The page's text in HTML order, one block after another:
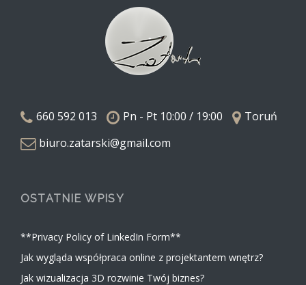
660 592 013 Pn - Pt 10:00 / 19:00
Toruń
biuro.zatarski@gmail.com
OSTATNIE WPISY
**Privacy Policy of LinkedIn Form**
Jak wygląda współpraca online z projektantem wnętrz?
Jak wizualizacja 3D rozwinie Twój biznes?